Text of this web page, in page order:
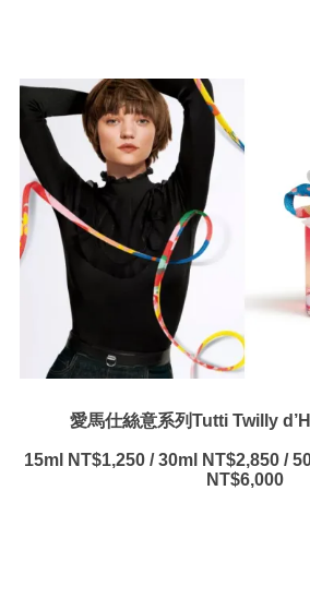
愛馬仕絲意系列Tutti Twilly
15ml NT$1,250 / 30ml NT$2,850 /
NT$6,000